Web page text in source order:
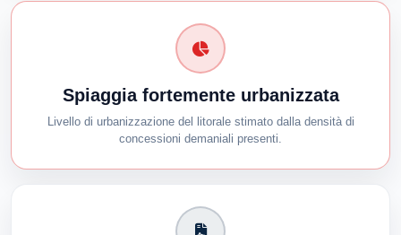
Spiaggia fortemente urbanizzata
Livello di urbanizzazione del litorale stimato dalla densità di
concessioni demaniali presenti.